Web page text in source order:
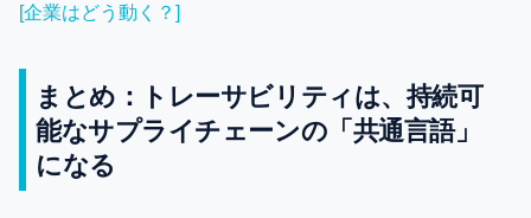
[企業はどう動く？]
まとめ：トレーサビリティは、持続可
能なサプライチェーンの「共通言語」
になる